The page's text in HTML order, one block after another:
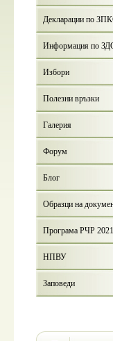
Декларации по
Информация по
Избори
Полезни връзки
Галерия
Форум
Блог
Образци на
Програма РЧР
НПВУ
Заповеди